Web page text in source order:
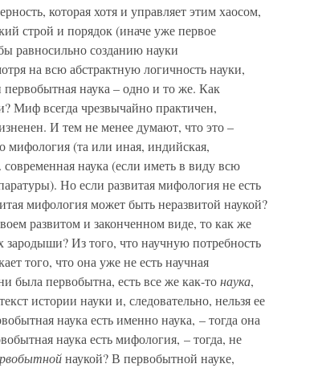
которая хотя и управляет этим хаосом,
строй и порядок (иначе уже первое
равносильно созданию науки
на всю абстрактную логичность науки,
наука – одно и то же. Как
Миф всегда чрезвычайно практичен,
И тем не менее думают, что это –
мифология (та или иная, индийская,
современная наука (если иметь в виду всю
Но если развитая мифология не есть
мифология может быть неразвитой наукой?
развитом и законченном виде, то как же
Из того, что научную потребность
того, что она уже не есть научная
была первобытна, есть все же как-тонаука,
истории науки и, следовательно, нельзя ее
наука есть именно наука, – тогда она
наука есть мифология, – тогда, не
наукой? В первобытной науке,